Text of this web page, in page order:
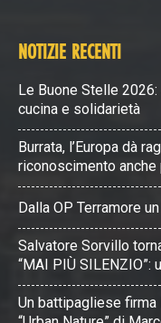
NOTIZIE RECENTI
Le Buone Stelle
cucina e solidarietà
Burrata, l’Europa dà
riconoscimento
Dalla OP Terramore
Salvatore Sorvillo
“MAI PIÙ
Un battipagliese firma